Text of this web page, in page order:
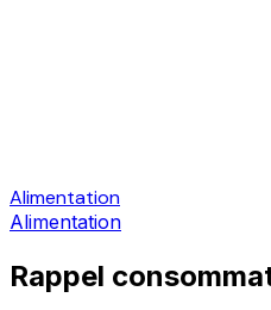
Alimentation
Alimentation
Rappel